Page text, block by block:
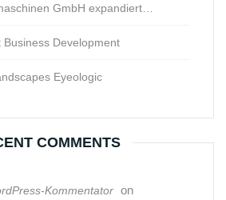
GmbH expandiert…
Business Development
Eyeologic
COMMENTS
Kommentator on